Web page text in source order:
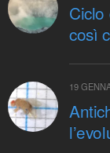
Ciclo
così
19